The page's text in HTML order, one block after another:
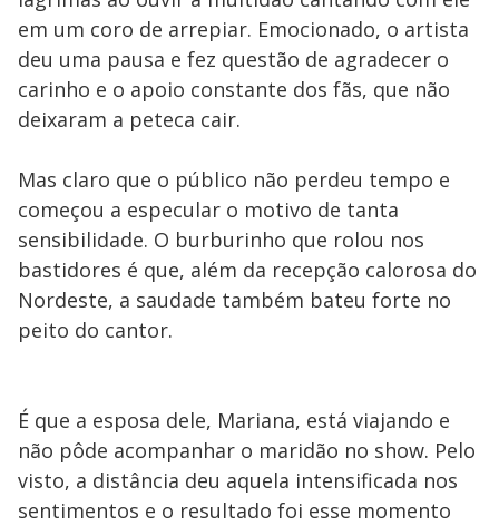
em um coro de arrepiar. Emocionado, o artista
deu uma pausa e fez questão de agradecer o
carinho e o apoio constante dos fãs, que não
deixaram a peteca cair.
Mas claro que o público não perdeu tempo e
começou a especular o motivo de tanta
sensibilidade. O burburinho que rolou nos
bastidores é que, além da recepção calorosa do
Nordeste, a saudade também bateu forte no
peito do cantor.
É que a esposa dele, Mariana, está viajando e
não pôde acompanhar o maridão no show. Pelo
visto, a distância deu aquela intensificada nos
sentimentos e o resultado foi esse momento